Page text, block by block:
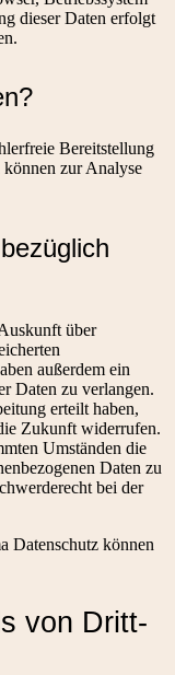
dieser Daten erfolgt
Bereitstellung
zur Analyse
über
außerdem ein
Daten zu verlangen.
erteilt haben,
Zukunft widerrufen.
Umständen die
Daten zu
bei der
Datenschutz können
von Dritt­